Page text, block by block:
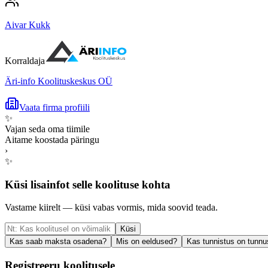
Aivar Kukk
Korraldaja
Äri-info Koolituskeskus OÜ
Vaata firma profiili
✨
Vajan seda oma tiimile
Aitame koostada päringu
›
✨
Küsi lisainfot selle koolituse kohta
Vastame kiirelt — küsi vabas vormis, mida soovid teada.
Küsi
Kas saab maksta osadena?
Mis on eeldused? Kas tunnistus on
Registreeru koolitusele